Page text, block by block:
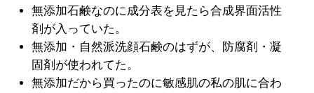
無添加石鹸なのに成分表を見たら合成界面活性
剤が入っていた。
無添加・自然派洗顔石鹸のはずが、防腐剤・凝
固剤が使われてた。
無添加だから買ったのに敏感肌の私の肌に合わ